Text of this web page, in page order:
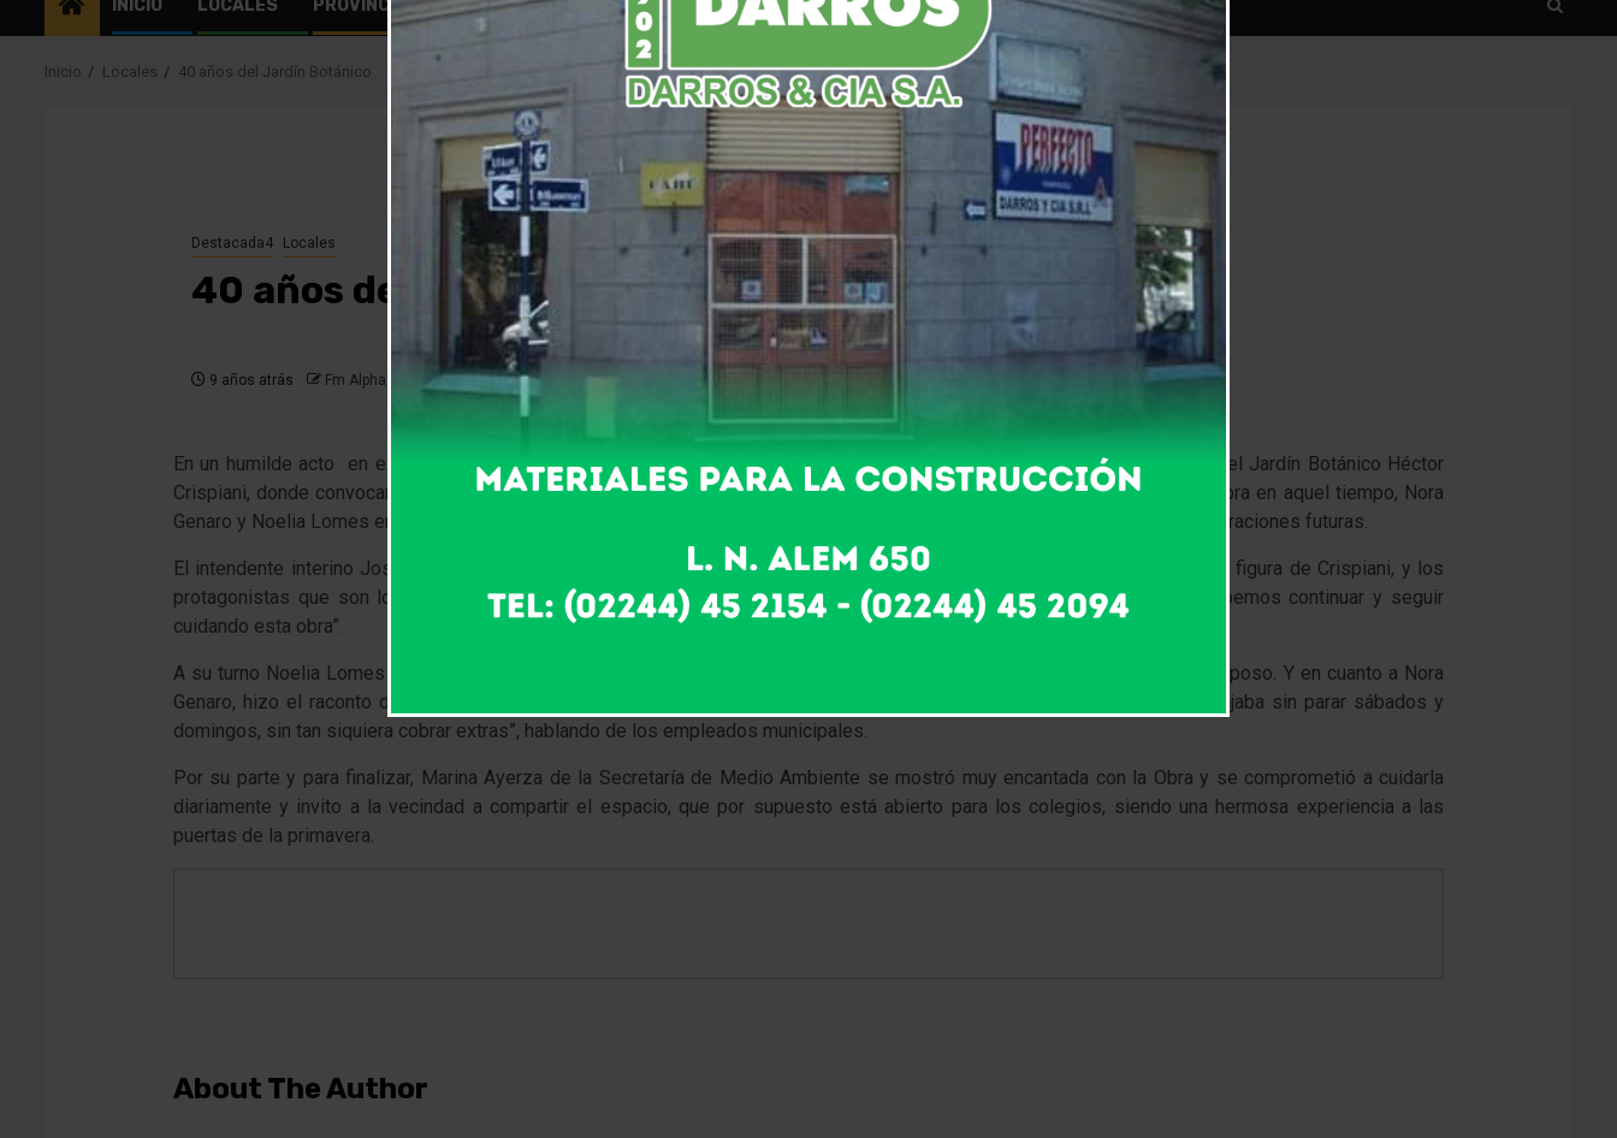
INICIO LOCALES PROVINCIALES EL MUNDO POLICIALES NACIONALES DEPORTES
Inicio Locales 40 años del Jardín Botánico
Destacada4 Locales
40 años del Jardín Botánico
9 años atrás Fm Alpha
En un humilde acto en el exterior- sin paraguas-y regado por una lluvia finita, se recordaron los 40 años de la fundación del Jardín Botánico Héctor
Crispiani, donde convocaron a los protagonistas, entre ellos el ex intendente Ricardo Ottonello y señora, facilitador de la obra en aquel tiempo, Nora
Genaro y Noelia Lomes entre otros protagonistas que junto a Don Héctor fundaron el lugar y lo cuidaron pensando en las generaciones futuras.
El intendente interino José Garrido, dijo en exclusiva para Alpha “humilde y sencillo acto y hoy es necesario reconocer a la figura de Crispiani, y los
protagonistas que son los vecinos quienes fueron los precursores que llevaron adelante este proyecto, y nosotros debemos continuar y seguir
cuidando esta obra”.
A su turno Noelia Lomes emocionada por el tiempo transcurrido y por lo logrado, agradeció el recuerdo a quien fuera su esposo. Y en cuanto a Nora
Genaro, hizo el raconto de la fundación del lugar y explicó que allí compartieron hermosos momento “con gente que trabajaba sin parar sábados y
domingos, sin tan siquiera cobrar extras”, hablando de los empleados municipales.
Por su parte y para finalizar, Marina Ayerza de la Secretaría de Medio Ambiente se mostró muy encantada con la Obra y se comprometió a cuidarla
diariamente y invito a la vecindad a compartir el espacio, que por supuesto está abierto para los colegios, siendo una hermosa experiencia a las
puertas de la primavera.
About The Author